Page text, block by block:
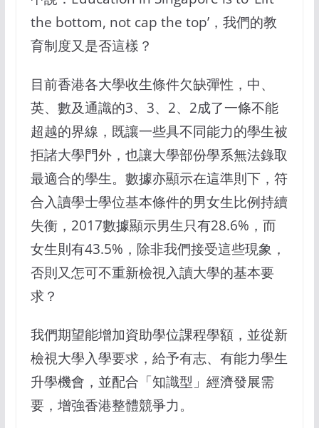
the bottom, not cap the top’，我們的教
育制度又是否這樣？
目前香港各大學收生條件欠缺彈性，中、
英、數及通識的3、3、2、2成了一條不能
超越的界線，既讓一些具不同能力的學生被
拒諸大學門外，也讓大學部份學系無法錄取
最適合的學生。數據亦顯示在這準則下，符
合入讀學士學位基本條件的男女生比例持續
失衡，2017數據顯示男生只有28.6%，而
女生則有43.5%，除非我們接受這些現象，
否則又怎可不重新檢視入讀大學的基本要
求？
我們期望能增加資助學位課程學額，並從新
檢視大學入學要求，給予有志、有能力學生
升學機會，並配合「知識型」經濟發展需
要，增強香港整體競爭力。